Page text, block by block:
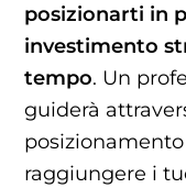
posizionarti in
investimento
tempo. Un
guiderà
raggiungere i